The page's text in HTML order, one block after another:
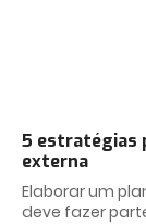
5 estratégias
externa
Elaborar um
deve fazer